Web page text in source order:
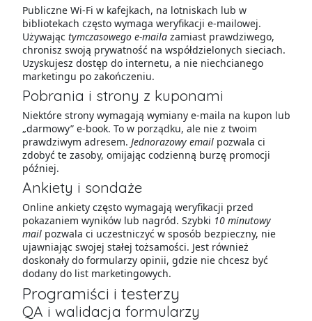
Publiczne Wi-Fi w kafejkach, na lotniskach lub w
bibliotekach często wymaga weryfikacji e-mailowej.
Używając tymczasowego e-mailazamiast prawdziwego,
chronisz swoją prywatność na współdzielonych sieciach.
Uzyskujesz dostęp do internetu, a nie niechcianego
marketingu po zakończeniu.
Pobrania i strony z kuponami
Niektóre strony wymagają wymiany e-maila na kupon lub
„darmowy” e-book. To w porządku, ale nie z twoim
prawdziwym adresem. Jednorazowy emailpozwala ci
zdobyć te zasoby, omijając codzienną burzę promocji
później.
Ankiety i sondaże
Online ankiety często wymagają weryfikacji przed
pokazaniem wyników lub nagród. Szybki 10 minutowy
mailpozwala ci uczestniczyć w sposób bezpieczny, nie
ujawniając swojej stałej tożsamości. Jest również
doskonały do formularzy opinii, gdzie nie chcesz być
dodany do list marketingowych.
Programiści i testerzy
QA i walidacja formularzy